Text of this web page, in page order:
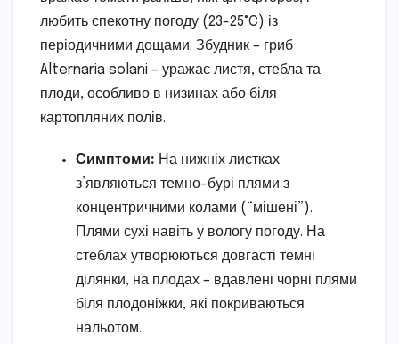
любить спекотну погоду (23-25°C) із
періодичними дощами. Збудник – гриб
Alternaria solani – уражає листя, стебла та
плоди, особливо в низинах або біля
картопляних полів.
Симптоми: На нижніх листках
з’являються темно-бурі плями з
концентричними колами (“мішені”).
Плями сухі навіть у вологу погоду. На
стеблах утворюються довгасті темні
ділянки, на плодах – вдавлені чорні плями
біля плодоніжки, які покриваються
нальотом.